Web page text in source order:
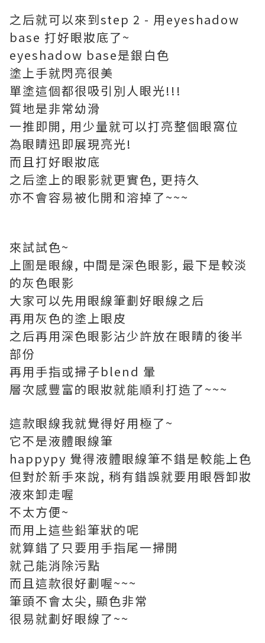
之后就可以來到step 2 - 用eyeshadow
base 打好眼妝底了~
eyeshadow base是銀白色
塗上手就閃亮很美
單塗這個都很吸引別人眼光!!!
質地是非常幼滑
一推即開, 用少量就可以打亮整個眼窩位
為眼睛迅即展現亮光!
而且打好眼妝底
之后塗上的眼影就更實色, 更持久
亦不會容易被化開和溶掉了~~~
來試試色~
上圖是眼線, 中間是深色眼影, 最下是較淡
的灰色眼影
大家可以先用眼線筆劃好眼線之后
再用灰色的塗上眼皮
之后再用深色眼影沾少許放在眼睛的後半
部份
再用手指或掃子blend 暈
層次感豐富的眼妝就能順利打造了~~~
這款眼線我就覺得好用極了~
它不是液體眼線筆
happypy 覺得液體眼線筆不錯是較能上色
但對於新手來說, 稍有錯誤就要用眼唇卸妝
液來卸走喔
不太方便~
而用上這些鉛筆狀的呢
就算錯了只要用手指尾一掃開
就己能消除污點
而且這款很好劃喔~~~
筆頭不會太尖, 顯色非常
很易就劃好眼線了~~